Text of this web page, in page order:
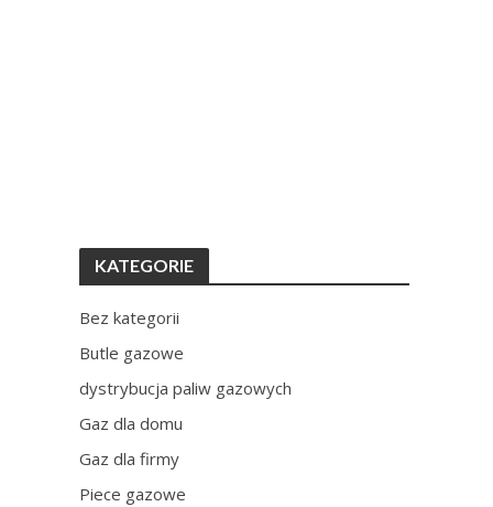
KATEGORIE
Bez kategorii
Butle gazowe
dystrybucja paliw gazowych
Gaz dla domu
Gaz dla firmy
Piece gazowe